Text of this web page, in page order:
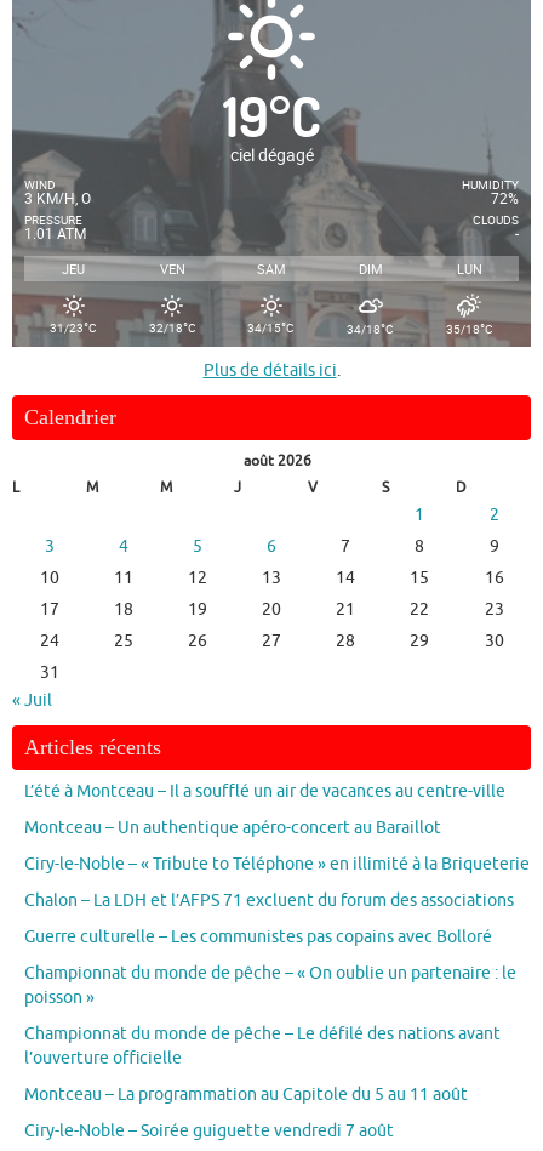
19°C
ciel dégagé
WIND
3 KM/H, O
PRESSURE
1.01 ATM
HUMIDITY
72%
CLOUDS
-
JEU VEN SAM DIM LUN
31/23°C 32/18°C 34/15°C 34/18°C 35/18°C
Plus de détails ici.
Calendrier
août 2026
L
M M J V S D
1
2
3
4 5 6 7 8
9
10
11 12 13 14 15
16
17
18 19 20 21 22
23
24
25 26 27 28 29
30
31
« Juil
Articles récents
L’été à Montceau – Il a soufflé un air de vacances au centre-ville
Montceau – Un authentique apéro-concert au Baraillot
Ciry-le-Noble – « Tribute to Téléphone » en illimité à la Briqueterie
Chalon – La LDH et l’AFPS 71 excluent du forum des associations
Guerre culturelle – Les communistes pas copains avec Bolloré
Championnat du monde de pêche – « On oublie un partenaire : le
poisson »
Championnat du monde de pêche – Le défilé des nations avant
l’ouverture officielle
Montceau – La programmation au Capitole du 5 au 11 août
Ciry-le-Noble – Soirée guiguette vendredi 7 août